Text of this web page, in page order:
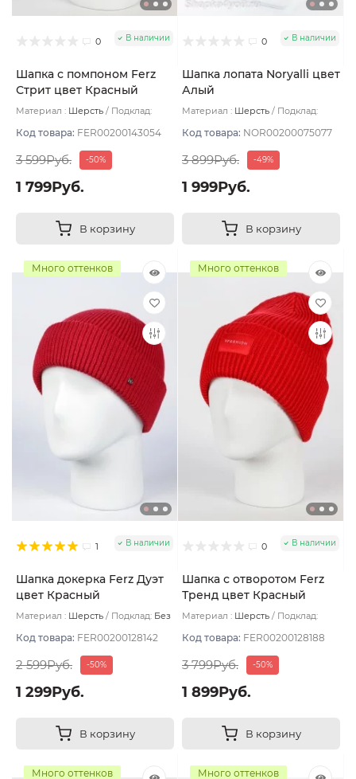
0 В наличии
Шапка с помпоном Ferz
Стрит цвет Красный
Материал : Шерсть
Подклад:
Код товара: FER00200143054
3 599Руб. -50%
1 799Руб.
В корзину
0 В наличии
Шапка лопата Noryalli цвет
Алый
Материал : Шерсть
Подклад:
Код товара: NOR00200075077
3 899Руб. -49%
1 999Руб.
В корзину
Много оттенков
1 В наличии
Шапка докерка Ferz Дуэт
цвет Красный
Материал : Шерсть Подклад: Без
Код товара: FER00200128142
2 599Руб. -50%
1 299Руб.
В корзину
Много оттенков
0 В наличии
Шапка с отворотом Ferz
Тренд цвет Красный
Материал : Шерсть
Подклад:
Код товара: FER00200128188
3 799Руб. -50%
1 899Руб.
В корзину
Много оттенков Много оттенков